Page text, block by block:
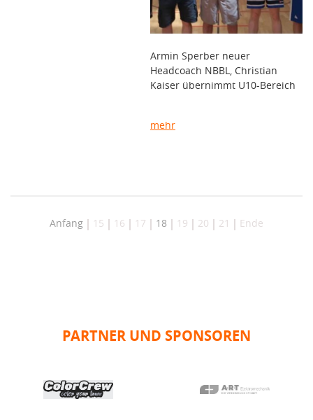
Armin Sperber neuer
Headcoach NBBL, Christian
Kaiser übernimmt U10-Bereich
mehr
Anfang 15 16 17 18 19 20 21 Ende
PARTNER UND SPONSOREN